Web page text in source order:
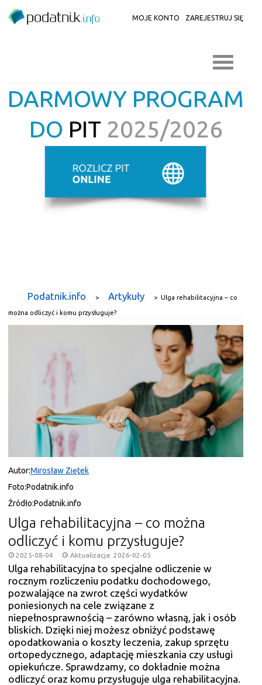
MOJE KONTO ZAREJESTRUJ SIĘ
DARMOWY PROGRAM
DO PIT 2025/2026
Podatnik.info > Artykuły > Ulga rehabilitacyjna – co
można odliczyć i komu przysługuje?
Autor:Mirosław Ziętek
Foto:Podatnik.info
Źródło:Podatnik.info
Ulga rehabilitacyjna – co można
odliczyć i komu przysługuje?
2025-08-04 Aktualizacja: 2026-02-05
Ulga rehabilitacyjna to specjalne odliczenie w
rocznym rozliczeniu podatku dochodowego,
pozwalające na zwrot części wydatków
poniesionych na cele związane z
niepełnosprawnością – zarówno własną, jak i osób
bliskich. Dzięki niej możesz obniżyć podstawę
opodatkowania o koszty leczenia, zakup sprzętu
ortopedycznego, adaptację mieszkania czy usługi
opiekuńcze. Sprawdzamy, co dokładnie można
odliczyć oraz komu przysługuje ulga rehabilitacyjna.